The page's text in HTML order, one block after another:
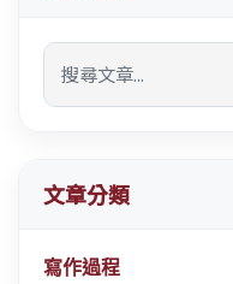
文章分類
寫作過程